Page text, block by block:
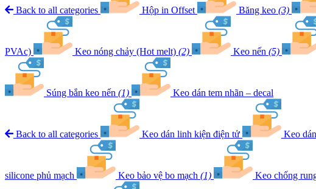
Back to all categories Hộp in Offset Băng keo (3)
PVAc) Keo nóng chảy (Hot melt) (2) Keo nến (5)
Súng bắn keo nến (1) Keo dán tem nhãn – decal
Back to all categories Keo dán linh kiện điện tử Keo
silicone phủ mạch Keo bảo vệ bo mạch (1) Keo chống